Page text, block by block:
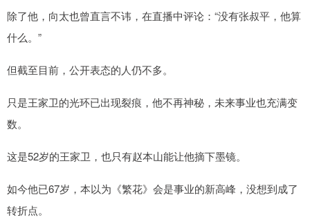
除了他，向太也曾直言不讳，在直播中评论：“没有张叔平，他算
什么。”
但截至目前，公开表态的人仍不多。
只是王家卫的光环已出现裂痕，他不再神秘，未来事业也充满变
数。
这是52岁的王家卫，也只有赵本山能让他摘下墨镜。
如今他已67岁，本以为《繁花》会是事业的新高峰，没想到成了
转折点。